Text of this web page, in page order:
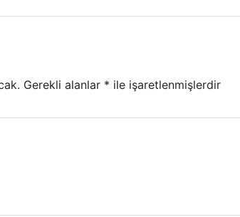
Gerekli alanlar * ile işaretlenmişlerdir